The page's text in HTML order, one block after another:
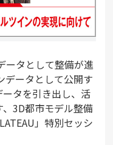
タとして整備が進
データとして公開す
タを引き出し、活
3D都市モデル整備
」特別セッシ